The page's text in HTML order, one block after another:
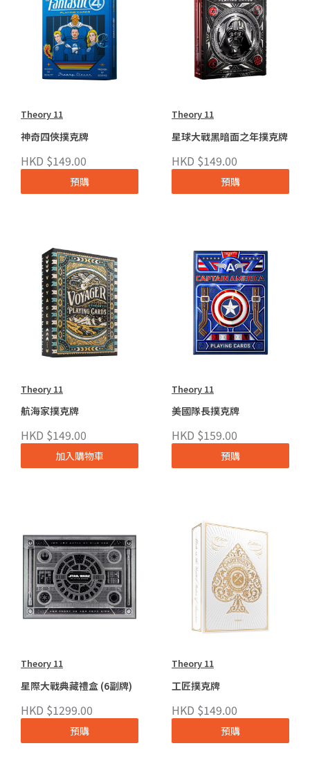
Theory 11
神奇四俠撲克牌
HKD $149.00
預購
Theory 11
星球大戰黑暗面之年撲克牌
HKD $149.00
預購
Theory 11
航海家撲克牌
HKD $149.00
加入購物車
Theory 11
美國隊長撲克牌
HKD $159.00
預購
Theory 11
星際大戰典藏禮盒 (6副牌)
HKD $1299.00
預購
Theory 11
工匠撲克牌
HKD $149.00
預購